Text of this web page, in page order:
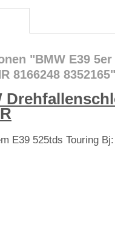
"BMW E39
8166248 8352165"
E39 525tds Touring